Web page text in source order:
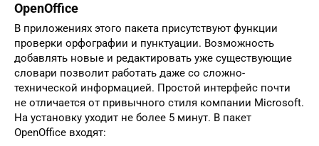
OpenOffice
В приложениях этого пакета присутствуют функции
проверки орфографии и пунктуации. Возможность
добавлять новые и редактировать уже существующие
словари позволит работать даже со сложно-
технической информацией. Простой интерфейс почти
не отличается от привычного стиля компании Microsoft.
На установку уходит не более 5 минут. В пакет
OpenOffice входят: